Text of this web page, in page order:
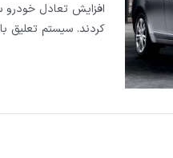
افزایش تعادل
کردند. سیستم تعلیق